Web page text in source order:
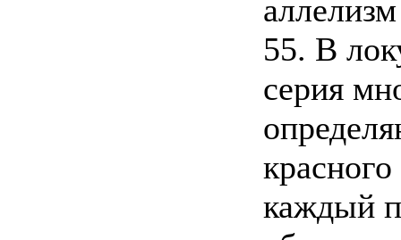
аллелизм
55. В
серия
каждый